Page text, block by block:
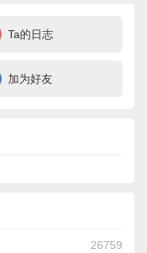
Ta的日志
加为好友
26759